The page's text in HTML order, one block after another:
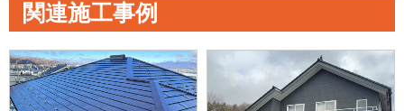
関連施工事例